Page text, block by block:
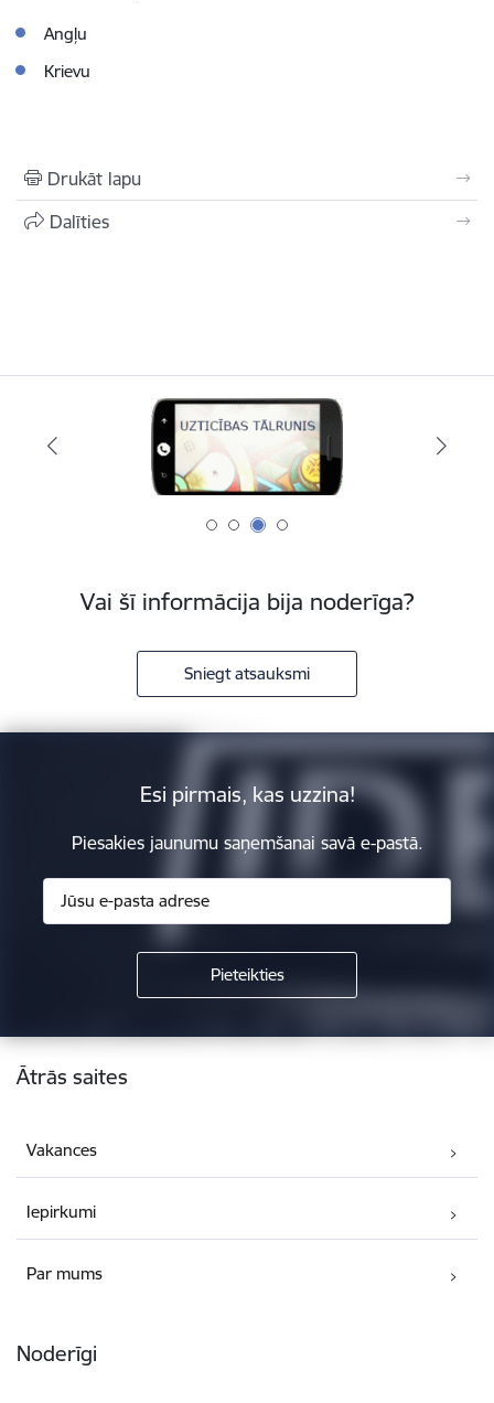
Angļu
Krievu
Drukāt lapu
Dalīties
Vai šī informācija bija noderīga?
Sniegt atsauksmi
Esi pirmais, kas uzzina!
Piesakies jaunumu saņemšanai savā e-pastā.
Kājene
Ātrās saites
Vakances
Iepirkumi
Par mums
Noderīgi